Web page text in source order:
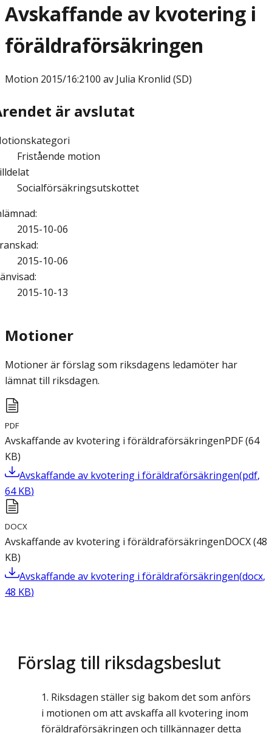
Avskaffande av kvotering i
föräldraförsäkringen
Motion 2015/16:2100 av Julia Kronlid (SD)
är avslutat
Fristående motion
Socialförsäkringsutskottet
:
2015-10-06
:
2015-10-06
:
2015-10-13
Motioner
Motioner är förslag som riksdagens ledamöter har
lämnat till riksdagen.
PDF
Avskaffande av kvotering i föräldraförsäkringenPDF(64
KB)
Avskaffande av kvotering i föräldraförsäkringen(pdf,
64 KB)
DOCX
Avskaffande av kvotering i föräldraförsäkringenDOCX(48
KB)
Avskaffande av kvotering i föräldraförsäkringen(docx,
48 KB)
Förslag till riksdagsbeslut
Riksdagen ställer sig bakom det som anförs
i motionen om att avskaffa all kvotering inom
föräldraförsäkringen och tillkännager detta